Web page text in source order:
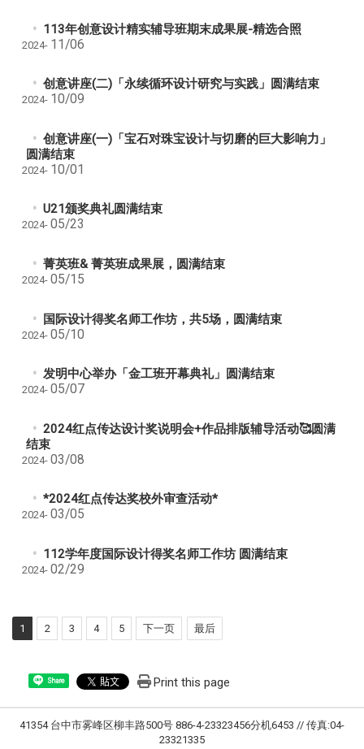
113年创意设计精实辅导班期末成果展-精选合照
2024- 11/06
创意讲座(二)「永续循环设计研究与实践」圆满结束
2024- 10/09
创意讲座(一)「宝石对珠宝设计与切磨的巨大影响力」
圆满结束
2024- 10/01
U21颁奖典礼圆满结束
2024- 05/23
菁英班& 菁英班成果展，圆满结束
2024- 05/15
国际设计得奖名师工作坊，共5场，圆满结束
2024- 05/10
发明中心举办「金工班开幕典礼」圆满结束
2024- 05/07
2024红点传达设计奖说明会+作品排版辅导活动🥰圆满
结束
2024- 03/08
*2024红点传达奖校外审查活动*
2024- 03/05
112学年度国际设计得奖名师工作坊 圆满结束
2024- 02/29
1 2 3 4 5 下一页 最后
Share Print this page
41354 台中市雾峰区柳丰路500号 886-4-23323456分机6453 // 传真:04-
23321335